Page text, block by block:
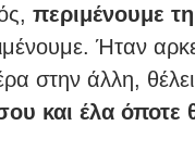
περιμένουμε
Ήταν
στην άλλη,
και έλα όποτε